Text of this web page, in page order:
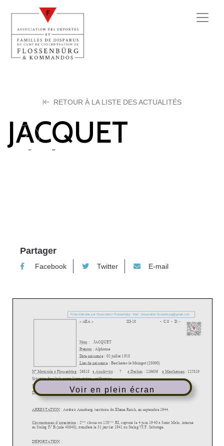
RETOUR À LA LISTE DES ACTUALITÉS
JACQUET
Alphonse
Partager
Facebook Twitter E-mail
Voir en plein écran